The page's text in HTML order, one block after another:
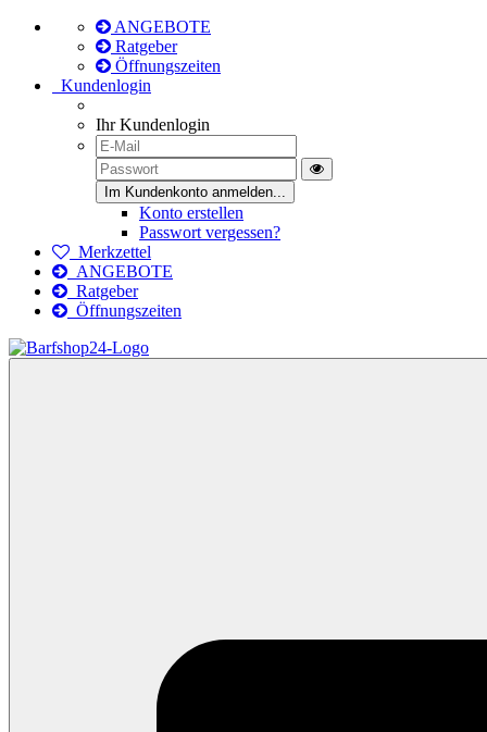
ANGEBOTE
Ratgeber
Öffnungszeiten
Kundenlogin
Ihr Kundenlogin
Konto erstellen
Passwort vergessen?
Merkzettel
ANGEBOTE
Ratgeber
Öffnungszeiten